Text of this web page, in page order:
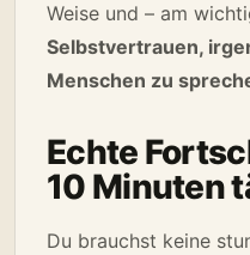
Weise und – am
Selbstvertrauen,
Menschen zu
Echte
10 Minuten
Du brauchst keine